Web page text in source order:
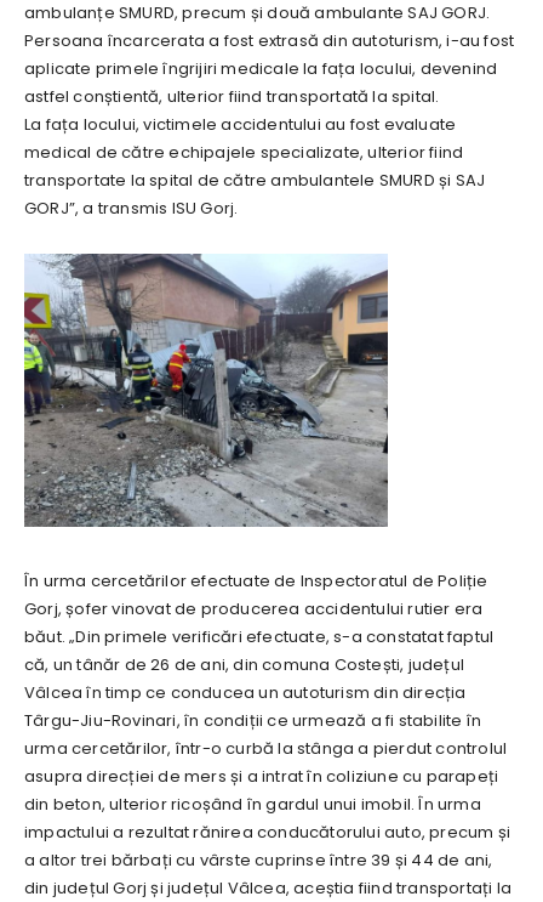
ambulanțe SMURD, precum și două ambulante SAJ GORJ.
Persoana încarcerata a fost extrasă din autoturism, i-au fost
aplicate primele îngrijiri medicale la fața locului, devenind
astfel conștientă, ulterior fiind transportată la spital.
La fața locului, victimele accidentului au fost evaluate
medical de către echipajele specializate, ulterior fiind
transportate la spital de către ambulantele SMURD și SAJ
GORJ”, a transmis ISU Gorj.
În urma cercetărilor efectuate de Inspectoratul de Poliție
Gorj, șofer vinovat de producerea accidentului rutier era
băut. „Din primele verificări efectuate, s-a constatat faptul
că, un tânăr de 26 de ani, din comuna Costești, județul
Vâlcea în timp ce conducea un autoturism din direcția
Târgu-Jiu-Rovinari, în condiții ce urmează a fi stabilite în
urma cercetărilor, într-o curbă la stânga a pierdut controlul
asupra direcției de mers și a intrat în coliziune cu parapeți
din beton, ulterior ricoșând în gardul unui imobil. În urma
impactului a rezultat rănirea conducătorului auto, precum și
a altor trei bărbați cu vârste cuprinse între 39 și 44 de ani,
din județul Gorj și județul Vâlcea, aceștia fiind transportați la